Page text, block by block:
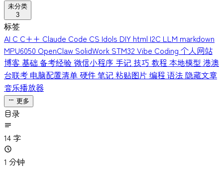
未分类
3
标签
AI C C++ Claude Code CS Idols DIY html I2C LLM markdown
MPU6050 OpenClaw SolidWork STM32 Vibe Coding 个人网站
博客 基础 备考经验微信小程序 手记 技巧 教程 本地模型 港澳
台联考 电脑配置清单硬件笔记粘贴图片 编程 语法 隐藏文章
音乐播放器
更多
目录
14 字
1 分钟